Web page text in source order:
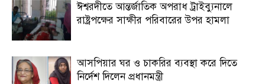
ঈশ্বরদীতে আন্তর্জাতিক অপরাধ ট্রাইব্যুনালে
রাষ্ট্রপক্ষের সাক্ষীর পরিবারের উপর হামলা
আসপিয়ার ঘর ও চাকরির ব্যবস্থা করে দিতে
নির্দেশ দিলেন প্রধানমন্ত্রী